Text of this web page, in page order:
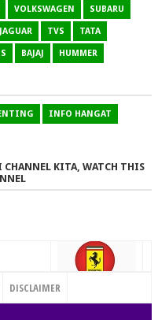
VOLKSWAGEN SUBARU
JAGUAR TVS TATA
BAJAJ HUMMER
INFO HANGAT
KITA, WATCH THIS
US
DISCLAIMER